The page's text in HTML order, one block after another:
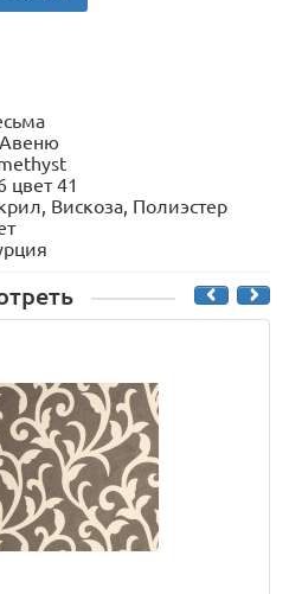
цвет 41
Вискоза, Полиэстер